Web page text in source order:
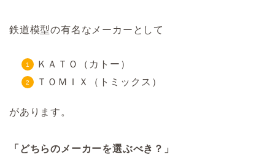
鉄道模型の有名なメーカーとして
ＫＡＴＯ（カトー）
ＴＯＭＩＸ（トミックス）
があります。
「どちらのメーカーを選ぶべき？」